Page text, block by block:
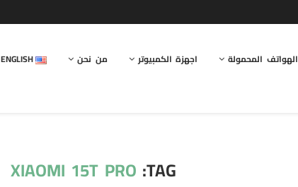
الهواتف المحمولة اجهزة الكمبيوتر من نحن ENGLISH
TAG:
XIAOMI 15T PRO